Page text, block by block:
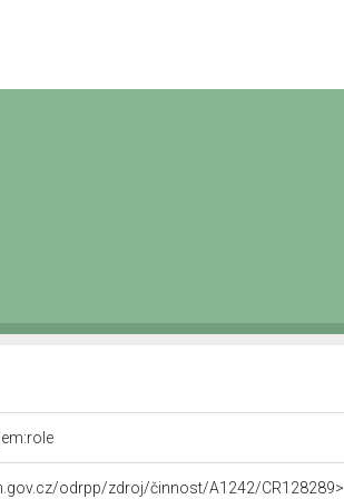
odrpp/zdroj/činnost/A1242/CR128289>